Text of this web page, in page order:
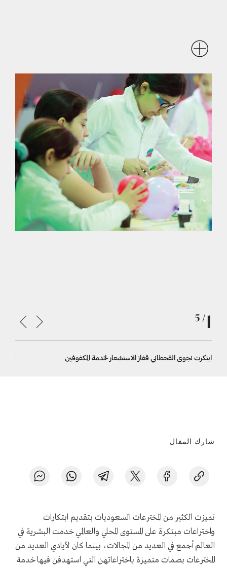
ابتكرت نجوى القحطاني قفاز الاستشعار لخدمة المكفوفين
شارك المقال
تميزت الكثير من المخترعات السعوديات بتقديم ابتكارات
واختراعات مبتكرة على المستوى المحلي والعالمي خدمت البشرية في
العالم أجمع في العديد من المجالات، بينما كان لآيادي العديد من
المخترعات بصمات متميزة باختراعاتهن التي استهدفن فيها خدمة